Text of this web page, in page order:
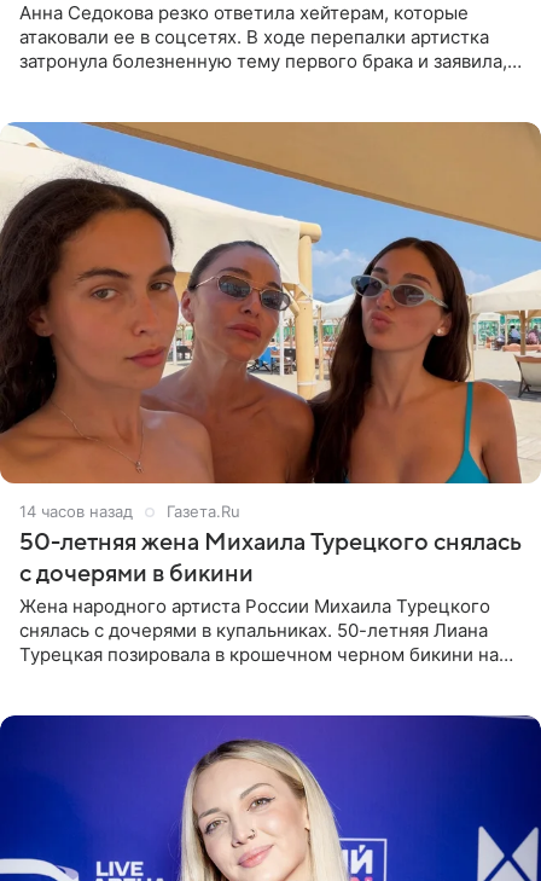
Анна Седокова резко ответила хейтерам, которые
атаковали ее в соцсетях. В ходе перепалки артистка
затронула болезненную тему первого брака и заявила,
14 часов назад Газета.Ru
50-летняя жена Михаила Турецкого снялась
с дочерями в бикини
Жена народного артиста России Михаила Турецкого
снялась с дочерями в купальниках. 50-летняя Лиана
Турецкая позировала в крошечном черном бикини на